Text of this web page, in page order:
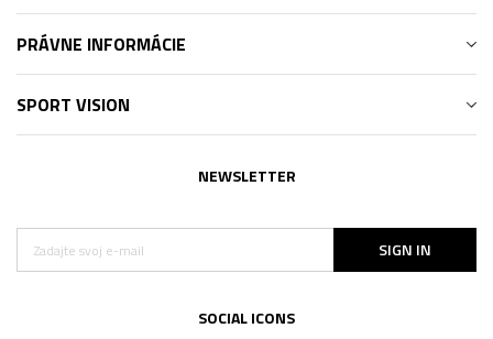
PRÁVNE INFORMÁCIE
SPORT VISION
NEWSLETTER
SIGN IN
SOCIAL ICONS